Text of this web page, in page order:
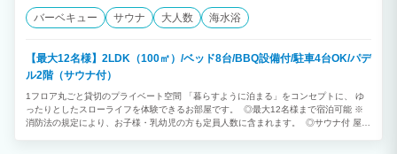
バーベキュー サウナ 大人数 海水浴
【最大12名様】2LDK（100㎡）/ベッド8台/BBQ設備付/駐車4台OK/パデ
ル2階（サウナ付）
1フロア丸ごと貸切のプライベート空間 「暮らすように泊まる」をコンセプトに、 ゆ
ったりとしたスローライフを体験できるお部屋です。 ◎最大12名様まで宿泊可能 ※
消防法の規定により、お子様・乳幼児の方も定員人数に含まれます。 ◎サウナ付 屋上